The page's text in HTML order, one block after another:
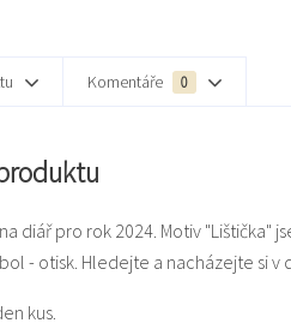
Komentáře 0
diář pro rok 2024. Motiv "Lištička"
- otisk. Hledejte a nacházejte si
kus.